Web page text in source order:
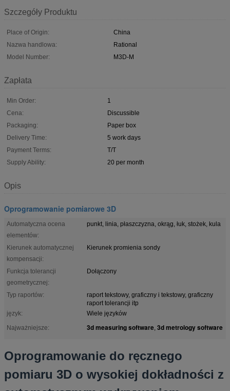
Szczegóły Produktu
Place of Origin:
China
Nazwa handlowa:
Rational
Model Number:
M3D-M
Zapłata
Min Order:
1
Cena:
Discussible
Packaging:
Paper box
Delivery Time:
5 work days
Payment Terms:
T/T
Supply Ability:
20 per month
Opis
Oprogramowanie pomiarowe 3D
Automatyczna ocena
elementów:
punkt, linia, płaszczyzna, okrąg, łuk, stożek, kula
Kierunek automatycznej
kompensacji:
Kierunek promienia sondy
Funkcja tolerancji
geometrycznej:
Dołączony
Typ raportów:
raport tekstowy, graficzny i tekstowy, graficzny
raport tolerancji itp
język:
Wiele języków
Najważniejsze:
3d measuring software, 3d metrology software
Oprogramowanie do ręcznego
pomiaru 3D o wysokiej dokładności z